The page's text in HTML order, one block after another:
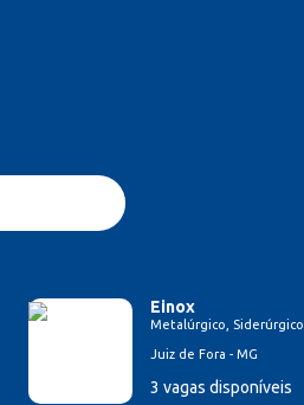
Einox
Metalúrgico, Siderúrgico
Juiz de Fora - MG
3 vagas disponíveis